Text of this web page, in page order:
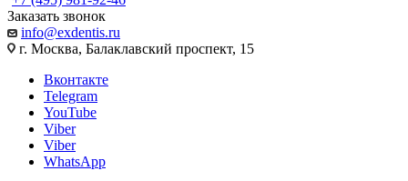
Заказать звонок
info@exdentis.ru
г. Москва, Балаклавский проспект, 15
Вконтакте
Telegram
YouTube
Viber
Viber
WhatsApp